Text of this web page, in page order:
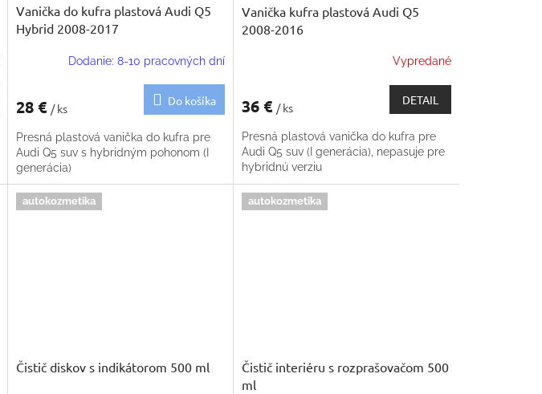
Vanička do kufra plastová Audi Q5
Hybrid 2008-2017
Dodanie: 8-10 pracovných dní
28 € / ks
Do košíka
Presná plastová vanička do kufra pre
Audi Q5 suv s hybridným pohonom (I
generácia)
Vanička kufra plastová Audi Q5
2008-2016
Vypredané
36 € / ks
DETAIL
Presná plastová vanička do kufra pre
Audi Q5 suv (I generácia), nepasuje pre
hybridnú verziu
autokozmetika
Čistič diskov s indikátorom 500 ml
autokozmetika
Čistič interiéru s rozprašovačom 500
ml